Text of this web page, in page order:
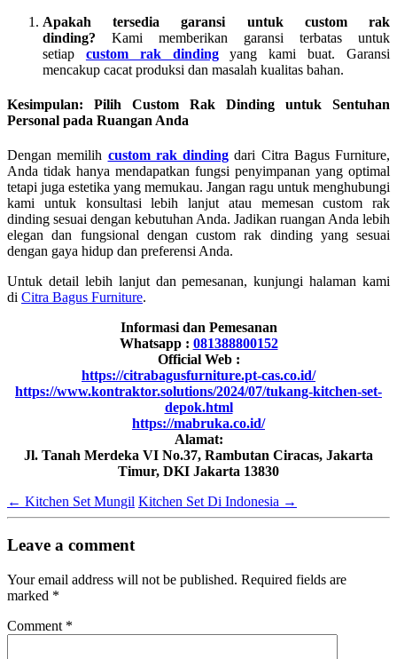
Apakah tersedia garansi untuk custom rak
dinding? Kami memberikan garansi terbatas untuk
setiap custom rak dindingyang kami buat. Garansi
mencakup cacat produksi dan masalah kualitas bahan.
Kesimpulan: Pilih Custom Rak Dinding untuk Sentuhan
Personal pada Ruangan Anda
Dengan memilih custom rak dinding dari Citra Bagus Furniture,
Anda tidak hanya mendapatkan fungsi penyimpanan yang optimal
tetapi juga estetika yang memukau. Jangan ragu untuk menghubungi
kami untuk konsultasi lebih lanjut atau memesan custom rak
dinding sesuai dengan kebutuhan Anda. Jadikan ruangan Anda lebih
elegan dan fungsional dengan custom rak dinding yang sesuai
dengan gaya hidup dan preferensi Anda.
Untuk detail lebih lanjut dan pemesanan, kunjungi halaman kami
di Citra Bagus Furniture.
Informasi dan Pemesanan
Whatsapp : 081388800152
Official Web :
https://citrabagusfurniture.pt-cas.co.id/
https://www.kontraktor.solutions/2024/07/tukang-kitchen-set-
depok.html
https://mabruka.co.id/
Alamat:
Jl. Tanah Merdeka VI No.37, Rambutan Ciracas, Jakarta
Timur, DKI Jakarta 13830
← Kitchen Set Mungil Kitchen Set Di Indonesia →
Leave a comment
Your email address will not be published. Required fields are
marked *
Comment *